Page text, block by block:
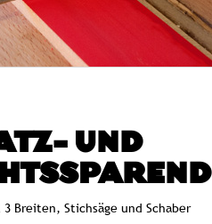
UND
Breiten, Stichsäge und Schaber